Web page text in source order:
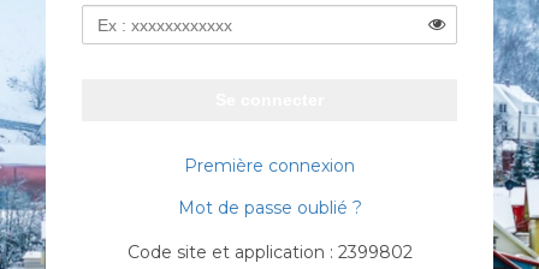
Première connexion
Mot de passe oublié ?
Code site et application : 2399802